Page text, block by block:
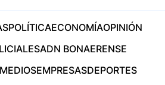
POLÍTICAECONOMÍAOPINIÓN
ADN BONAERENSE
EMPRESASDEPORTES